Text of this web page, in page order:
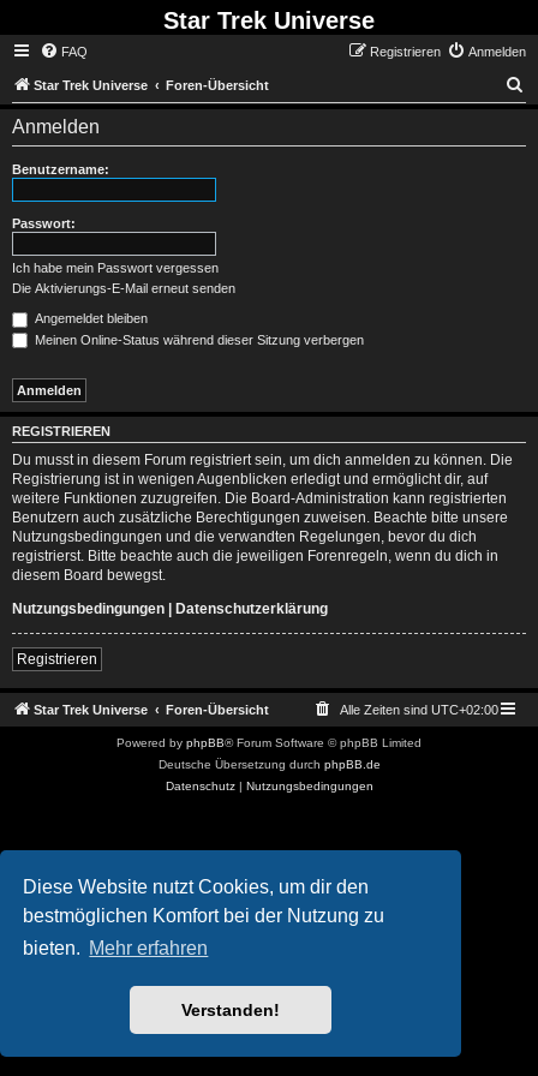
Diese Website nutzt Cookies, um dir den
bestmöglichen Komfort bei der Nutzung zu
bieten. Mehr erfahren
Verstanden!
Star Trek Universe
FAQ Anmelden
Registrieren
Star Trek Universe Foren-Übersicht
Anmelden
Benutzername:
Passwort:
Ich habe mein Passwort vergessen
Die Aktivierungs-E-Mail erneut senden
Angemeldet bleiben
Meinen Online-Status während dieser Sitzung verbergen
REGISTRIEREN
Du musst in diesem Forum registriert sein, um dich anmelden zu können. Die
Registrierung ist in wenigen Augenblicken erledigt und ermöglicht dir, auf
weitere Funktionen zuzugreifen. Die Board-Administration kann registrierten
Benutzern auch zusätzliche Berechtigungen zuweisen. Beachte bitte unsere
Nutzungsbedingungen und die verwandten Regelungen, bevor du dich
registrierst. Bitte beachte auch die jeweiligen Forenregeln, wenn du dich in
diesem Board bewegst.
Nutzungsbedingungen | Datenschutzerklärung
Registrieren
Star Trek Universe Foren-Übersicht Alle Zeiten sind UTC+02:00
Powered by phpBB® Forum Software © phpBB Limited
Deutsche Übersetzung durch phpBB.de
Datenschutz| Nutzungsbedingungen